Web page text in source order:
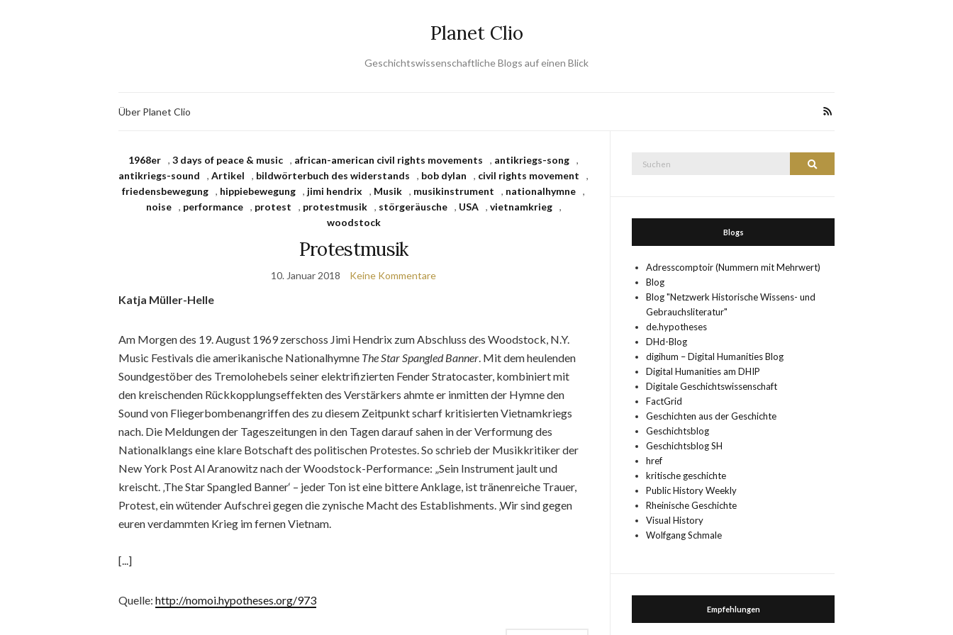
Planet Clio
Geschichtswissenschaftliche Blogs auf einen Blick
Über Planet Clio
1968er ,3 days of peace & music , african-american civil rights movements , antikriegs-song ,
antikriegs-sound
,Artikel , bildwörterbuch des widerstands , bob dylan , civil rights movement
,
friedensbewegung , hippiebewegung , jimi hendrix , Musik , musikinstrument , nationalhymne ,
noise
, performance , protest , protestmusik , störgeräusche , USA , vietnamkrieg
,
woodstock
Protestmusik
10. Januar 2018 Keine Kommentare
Katja Müller-Helle
Am Morgen des 19. August 1969 zerschoss Jimi Hendrix zum Abschluss des Woodstock, N.Y.
Music Festivals die amerikanische Nationalhymne The Star Spangled Banner. Mit dem heulenden
Soundgestöber des Tremolohebels seiner elektrifizierten Fender Stratocaster, kombiniert mit
den kreischenden Rückkopplungseffekten des Verstärkers ahmte er inmitten der Hymne den
Sound von Fliegerbombenangriffen des zu diesem Zeitpunkt scharf kritisierten Vietnamkriegs
nach. Die Meldungen der Tageszeitungen in den Tagen darauf sahen in der Verformung des
Nationalklangs eine klare Botschaft des politischen Protestes. So schrieb der Musikkritiker der
New York Post Al Aranowitz nach der Woodstock-Performance: „Sein Instrument jault und
kreischt. ‚The Star Spangled Banner‘ – jeder Ton ist eine bittere Anklage, ist tränenreiche Trauer,
Protest, ein wütender Aufschrei gegen die zynische Macht des Establishments. ‚Wir sind gegen
euren verdammten Krieg im fernen Vietnam.
[...]
Quelle: http://nomoi.hypotheses.org/973
Suchen
Blogs
Adresscomptoir (Nummern mit Mehrwert)
Blog
Blog "Netzwerk Historische Wissens- und
Gebrauchsliteratur"
de.hypotheses
DHd-Blog
digihum – Digital Humanities Blog
Digital Humanities am DHIP
Digitale Geschichtswissenschaft
FactGrid
Geschichten aus der Geschichte
Geschichtsblog
Geschichtsblog SH
href
kritische geschichte
Public History Weekly
Rheinische Geschichte
Visual History
Wolfgang Schmale
Empfehlungen